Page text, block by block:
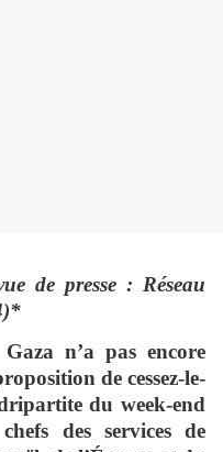
de presse : Réseau
n’a pas encore
de cessez-le-
du week-end
des services de